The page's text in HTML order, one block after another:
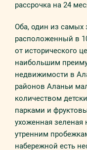
рассрочка на 24
Оба, один из самых
расположенный в
от исторического
наибольшим
недвижимости в
районов Аланьи
количеством
парками и
ухоженная зеленая
утренним
набережной есть